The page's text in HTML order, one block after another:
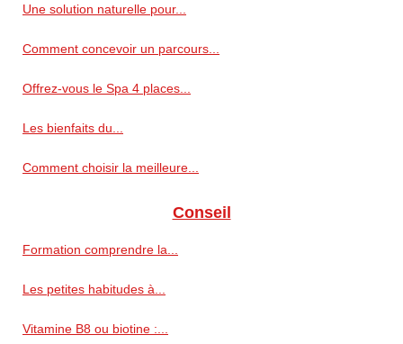
Une solution naturelle pour...
Comment concevoir un parcours...
Offrez-vous le Spa 4 places...
Les bienfaits du...
Comment choisir la meilleure...
Conseil
Formation comprendre la...
Les petites habitudes à...
Vitamine B8 ou biotine :...